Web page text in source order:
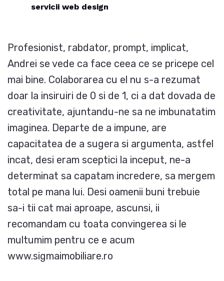
servicii web design
Profesionist, rabdator, prompt, implicat,
Andrei se vede ca face ceea ce se pricepe cel
mai bine. Colaborarea cu el nu s-a rezumat
doar la insiruiri de 0 si de 1, ci a dat dovada de
creativitate, ajuntandu-ne sa ne imbunatatim
imaginea. Departe de a impune, are
capacitatea de a sugera si argumenta, astfel
incat, desi eram sceptici la inceput, ne-a
determinat sa capatam incredere, sa mergem
total pe mana lui. Desi oamenii buni trebuie
sa-i tii cat mai aproape, ascunsi, ii
recomandam cu toata convingerea si le
multumim pentru ce e acum
www.sigmaimobiliare.ro